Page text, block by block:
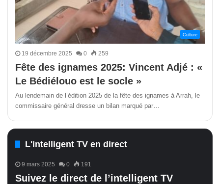
Culture
19 décembre 2025 0 259
Fête des ignames 2025: Vincent Adjé : «
Le Bédiélouo est le socle »
Au lendemain de l’édition 2025 de la fête des ignames à Arrah, le
commissaire général dresse un bilan marqué par…
L'intelligent TV en direct
9 mars 2025 0 191
Suivez le direct de l’intelligent TV